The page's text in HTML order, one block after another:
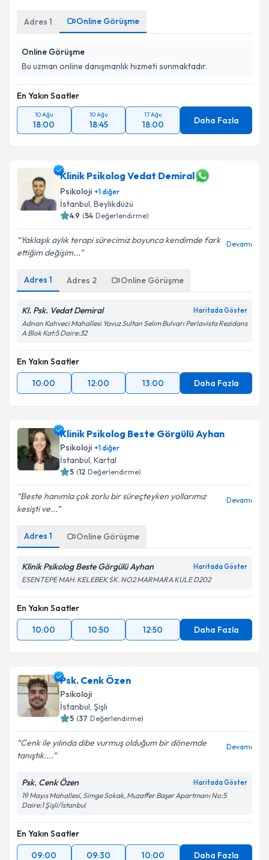
Adres 1 Online Görüşme
Online Görüşme
Bu uzman online danışmanlık hizmeti sunmaktadır.
En Yakın Saatler
10 Ağu
18:00
10 Ağu
18:45
17 Ağu
18:00 Daha Fazla
Klinik Psikolog Vedat Demiral
Psikoloji +1diğer
İstanbul, Beylikdüzü
4.9 (54 Değerlendirme)
Yaklaşık aylık terapi sürecimiz boyunca kendimde fark
ettiğim değişim...
Devamı
Adres 1 Adres 2 Online Görüşme
Kl. Psk. Vedat Demiral Haritada Göster
Adnan Kahveci Mahallesi Yavuz Sultan Selim Bulvarı Perlavista Rezidans
A Blok Kat:5 Daire:32
En Yakın Saatler
10:00
12:00 13:00 Daha Fazla
Klinik Psikolog Beste Görgülü Ayhan
Psikoloji +1diğer
İstanbul, Kartal
5 (12 Değerlendirme)
Beste hanımla çok zorlu bir süreçteyken yollarımız
kesişti ve...
Devamı
Adres 1 Online Görüşme
Klinik Psikolog Beste Görgülü Ayhan Haritada Göster
ESENTEPE MAH. KELEBEK SK. NO2 MARMARA KULE D202
En Yakın Saatler
10:00
10:50 12:50 Daha Fazla
Psk. Cenk Özen
Psikoloji
İstanbul, Şişli
5 (37 Değerlendirme)
Cenk ile yılında dibe vurmuş olduğum bir dönemde
tanıştık....
Devamı
Psk. Cenk Özen Haritada Göster
19 Mayıs Mahallesi, Simge Sokak, Muzaffer Başer Apartmanı No:5
Daire:1 Şişli/İstanbul
En Yakın Saatler
09:00
09:30 10:00 Daha Fazla